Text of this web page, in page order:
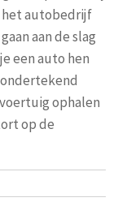
het autobedrijf
aan de slag
een auto hen
ophalen
op de